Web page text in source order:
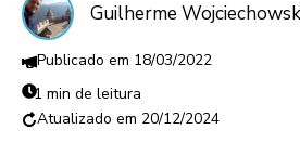
Guilherme
18/03/2022
1 min de leitura
20/12/2024